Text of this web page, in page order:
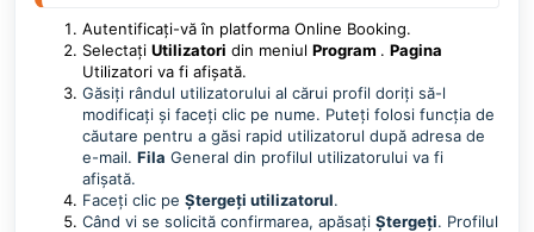
Autentificați-vă în platforma Online Booking.
Selectați Utilizatori din meniul Program . Pagina
Utilizatori va fi afișată.
Găsiți rândul utilizatorului al cărui profil doriți să-l
modificați și faceți clic pe nume. Puteți folosi funcția de
căutare pentru a găsi rapid utilizatorul după adresa de
e-mail. Fila General din profilul utilizatorului va fi
afișată.
Faceți clic pe Ștergeți utilizatorul.
Când vi se solicită confirmarea, apăsați Ștergeți. Profilul